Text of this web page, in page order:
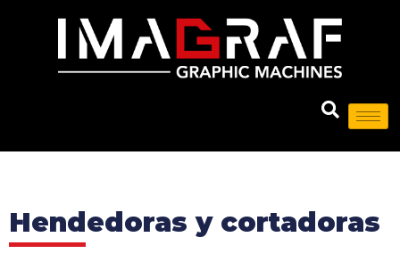
Hendedoras y cortadoras